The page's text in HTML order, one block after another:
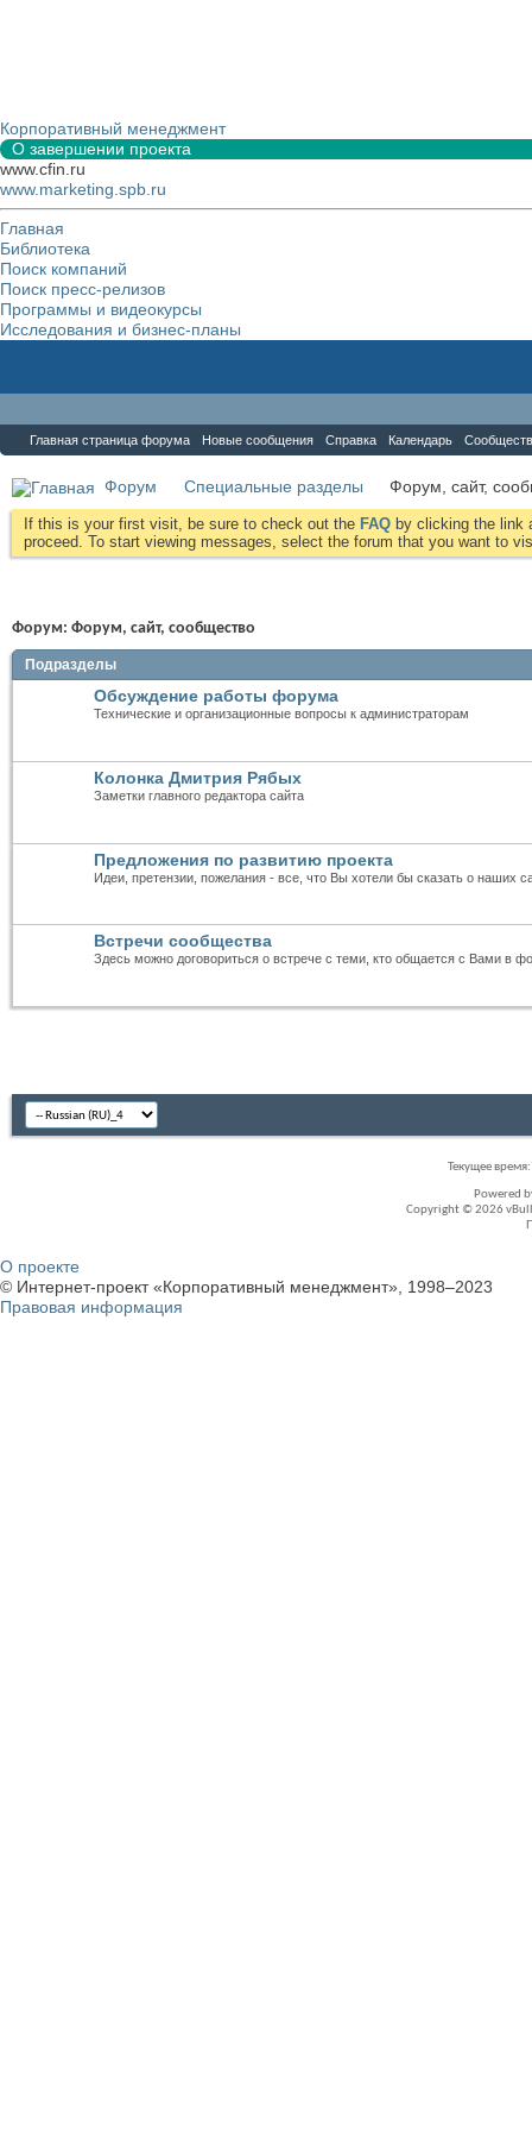
Корпоративный менеджмент
О завершении проекта
www.cfin.ru
www.marketing.spb.ru
Главная
Библиотека
Поиск компаний
Поиск пресс-релизов
Программы и видеокурсы
Исследования и бизнес-планы
Главная страница форума Новые сообщения Справка Календарь
Форум Специальные разделы Форум, сайт,
If this is your first visit, be sure to check out the FAQ by clicking the link
proceed. To start viewing messages, select the forum that you want to
Форум: Форум, сайт, сообщество
Подразделы
Обсуждение работы форума
Технические и организационные вопросы к администраторам
Колонка Дмитрия Рябых
Заметки главного редактора сайта
Предложения по развитию проекта
Идеи, претензии, пожелания - все, что Вы хотели бы сказать о наших
Встречи сообщества
Здесь можно договориться о встрече с теми, кто общается с Вами в
Текущее время:
Powered
Copyright © 2026
О проекте
© Интернет-проект «Корпоративный менеджмент», 1998–2023
Правовая информация